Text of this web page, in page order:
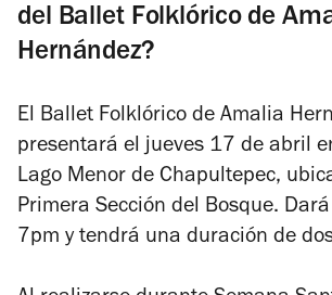
del Ballet Folklórico de
Hernández?
El Ballet Folklórico de Amalia
presentará el jueves 17 de abril
Lago Menor de Chapultepec,
Primera Sección del Bosque.
7pm y tendrá una duración de